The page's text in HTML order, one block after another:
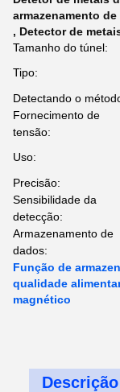
armazenamento
, Detector de
Tamanho do túnel:
Tipo:
Detectando o
Fornecimento de
tensão:
Uso:
Precisão:
Sensibilidade da
detecção:
Armazenamento de
dados:
Função de
qualidade
magnético